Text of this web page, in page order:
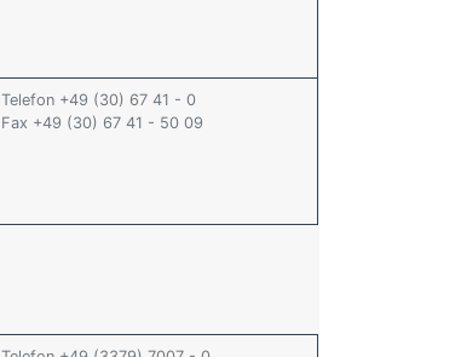
Telefon +49 (30) 67 41 - 0
Fax +49 (30) 67 41 - 50 09